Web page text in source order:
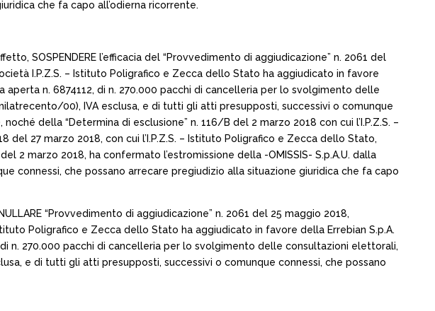
che fa capo all’odierna ricorrente.
SOSPENDERE l’efficacia del “Provvedimento di aggiudicazione” n. 2061 del
I.P.Z.S. – Istituto Poligrafico e Zecca dello Stato ha aggiudicato in favore
n. 6874112, di n. 270.000 pacchi di cancelleria per lo svolgimento delle
00), IVA esclusa, e di tutti gli atti presupposti, successivi o comunque
della “Determina di esclusione” n. 116/B del 2 marzo 2018 con cui l’I.P.Z.S. –
27 marzo 2018, con cui l’I.P.Z.S. – Istituto Poligrafico e Zecca dello Stato,
marzo 2018, ha confermato l’estromissione della -OMISSIS- S.p.A.U. dalla
connessi, che possano arrecare pregiudizio alla situazione giuridica che fa capo
“Provvedimento di aggiudicazione” n. 2061 del 25 maggio 2018,
Poligrafico e Zecca dello Stato ha aggiudicato in favore della Errebian S.p.A.
n. 270.000 pacchi di cancelleria per lo svolgimento delle consultazioni elettorali,
e di tutti gli atti presupposti, successivi o comunque connessi, che possano